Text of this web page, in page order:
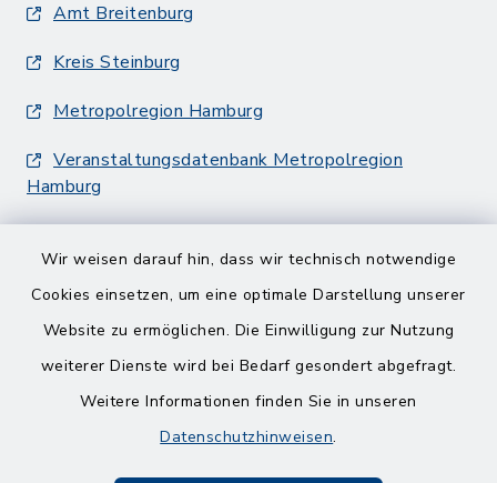
Wir weisen darauf hin, dass wir technisch notwendige
Cookies einsetzen, um eine optimale Darstellung unserer
Website zu ermöglichen. Die Einwilligung zur Nutzung
weiterer Dienste wird bei Bedarf gesondert abgefragt.
Weitere Informationen finden Sie in unseren
Datenschutzhinweisen.
Amt Breitenburg
Kreis Steinburg
Metropolregion Hamburg
Veranstaltungsdatenbank Metropolregion
Hamburg
Barrierefreiheit